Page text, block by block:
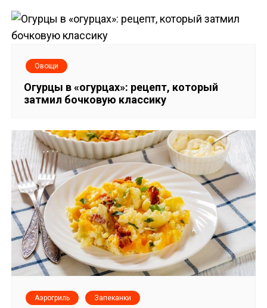
ц
и
з
а
п
и
с
я
м
Овощи
Огурцы в «огурцах»: рецепт, который
затмил бочковую классику
Аэрогриль Запеканки